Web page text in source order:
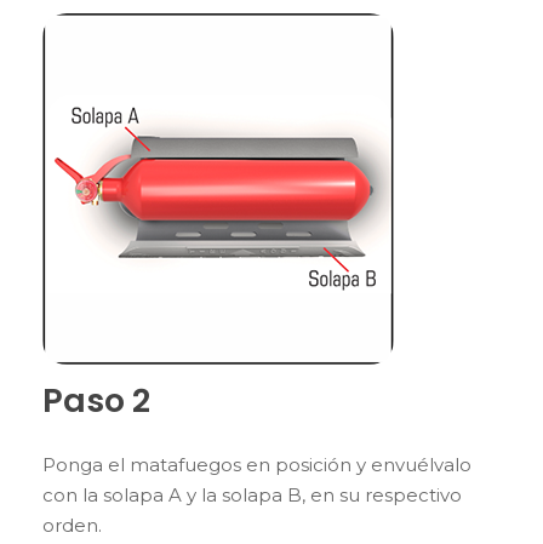
Paso 2
Ponga el matafuegos en posición y envuélvalo
con la solapa A y la solapa B, en su respectivo
orden.